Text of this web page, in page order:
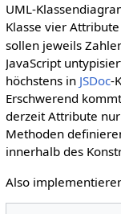
UML-
Klasse vier
sollen jeweils
JavaScript
höchstens in JSDoc-
Erschwerend
derzeit Attribute
Methoden
innerhalb des
Also